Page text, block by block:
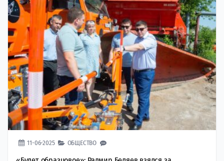
11-06-2025 ОБЩЕСТВО